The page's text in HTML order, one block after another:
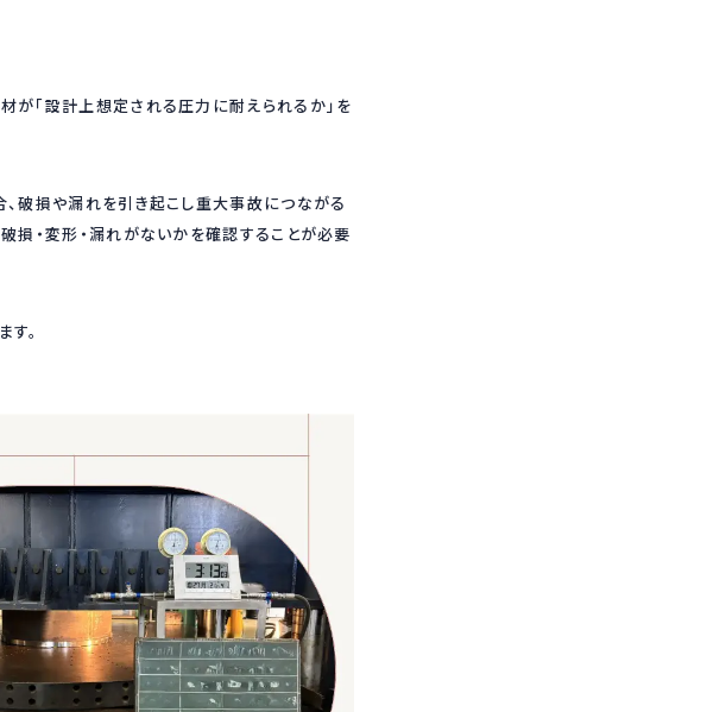
いただきました。
れる圧力に耐えられるか」を
破損や漏れを引き起こし重大事故につながる
損・変形・漏れがないかを確認することが必要
品質保証に貢献しています。